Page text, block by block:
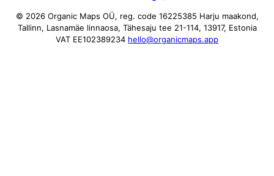
© 2026 Organic Maps OÜ, reg. code 16225385 Harju maakond,
Tallinn, Lasnamäe linnaosa, Tähesaju tee 21-114, 13917, Estonia
VAT EE102389234 hello@organicmaps.app